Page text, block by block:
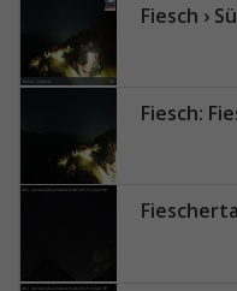
Fiesch › Südwesten: Schweizer
Fiesch: